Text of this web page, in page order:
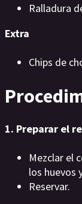
Ralladura
Extra
Chips de
1. Preparar el
Mezclar el
los huevos
Reservar.